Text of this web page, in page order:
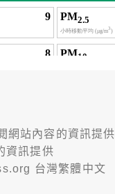
網站內容的資訊提供
資訊提供
台灣繁體中文